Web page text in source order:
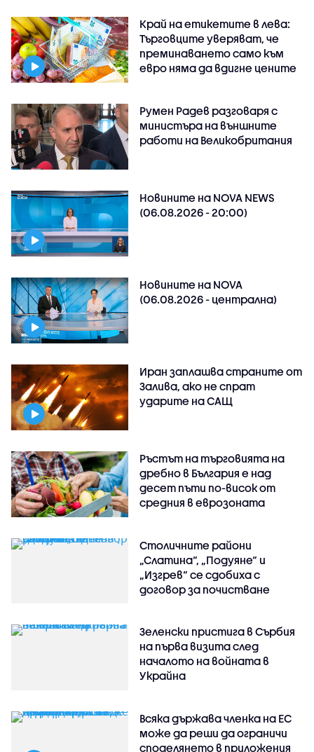
Край на етикетите в лева:
Търговците уверяват, че
преминаването само към
евро няма да вдигне цените
Румен Радев разговаря с
министъра на външните
работи на Великобритания
Новините на NOVA NEWS
(06.08.2026 - 20:00)
Новините на NOVA
(06.08.2026 - централна)
Иран заплашва страните от
Залива, ако не спрат
ударите на САЩ
Ръстът на търговията на
дребно в България е над
десет пъти по-висок от
средния в еврозоната
Столичните райони
„Слатина“, „Подуяне“ и
„Изгрев“ се сдобиха с
договор за почистване
Зеленски пристига в Сърбия
на първа визита след
началото на войната в
Украйна
Всяка държава членка на ЕС
може да реши да ограничи
споделянето в приложения